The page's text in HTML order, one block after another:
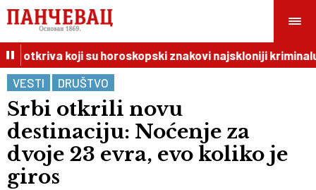
otkriva koji su horoskopski znakovi najskloniji kriminalu
VESTI
DRUŠTVO
Srbi otkrili novu
destinaciju: Noćenje za
dvoje 23 evra, evo koliko je
giros